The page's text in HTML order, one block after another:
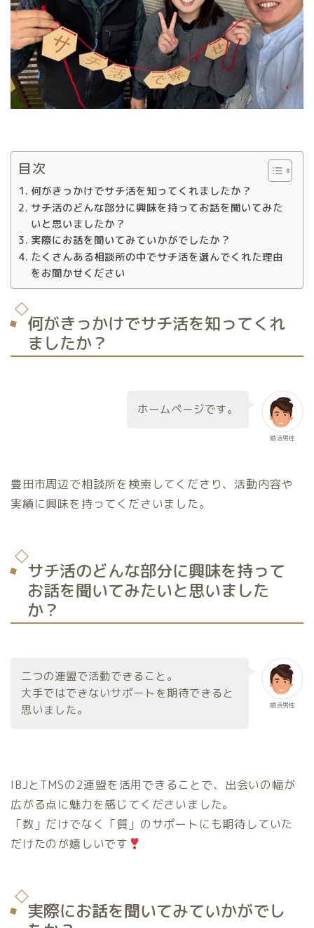
目次
何がきっかけでサチ活を知ってくれましたか？
サチ活のどんな部分に興味を持ってお話を聞いてみた
いと思いましたか？
実際にお話を聞いてみていかがでしたか？
たくさんある相談所の中でサチ活を選んでくれた理由
をお聞かせください
何がきっかけでサチ活を知ってくれ
ましたか？
婚活男性
ホームページです。
豊田市周辺で相談所を検索してくださり、活動内容や
実績に興味を持ってくださいました。
サチ活のどんな部分に興味を持って
お話を聞いてみたいと思いました
か？
婚活男性
二つの連盟で活動できること。
大手ではできないサポートを期待できると
思いました。
IBJとTMSの2連盟を活用できることで、出会いの幅が
広がる点に魅力を感じてくださいました。
「数」だけでなく「質」のサポートにも期待していた
だけたのが嬉しいです
実際にお話を聞いてみていかがでし